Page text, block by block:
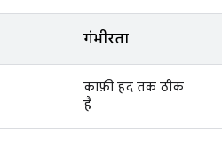
गंभीरता
काफ़ी हद तक ठीक
है